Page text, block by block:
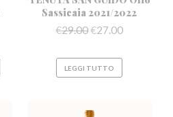
Sassicaia 2021/2022
€29.00€27.00
LEGGI TUTTO